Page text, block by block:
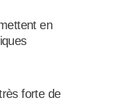
en
forte de